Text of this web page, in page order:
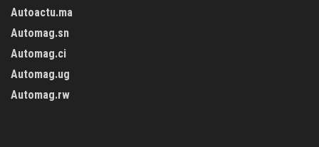
Autoactu.ma
Automag.sn
Automag.ci
Automag.ug
Automag.rw